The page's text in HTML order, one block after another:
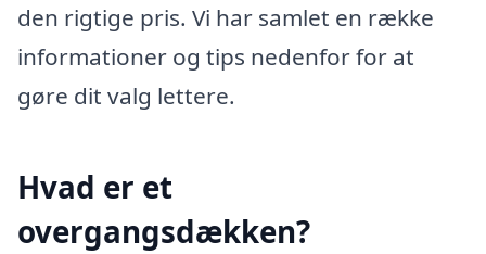
den rigtige pris. Vi har samlet en række
informationer og tips nedenfor for at
gøre dit valg lettere.
Hvad er et
overgangsdækken?